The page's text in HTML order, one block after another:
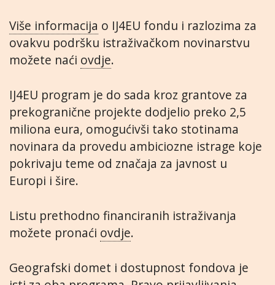
Više informacija o IJ4EU fondu i razlozima za
ovakvu podršku istraživačkom novinarstvu
možete naći ovdje.
IJ4EU program je do sada kroz grantove za
prekogranične projekte dodjelio preko 2,5
miliona eura, omogućivši tako stotinama
novinara da provedu ambiciozne istrage koje
pokrivaju teme od značaja za javnost u
Europi i šire.
Listu prethodno financiranih istraživanja
možete pronaći ovdje.
Geografski domet i dostupnost fondova je